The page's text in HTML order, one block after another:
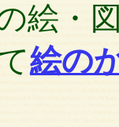
絵・
絵の